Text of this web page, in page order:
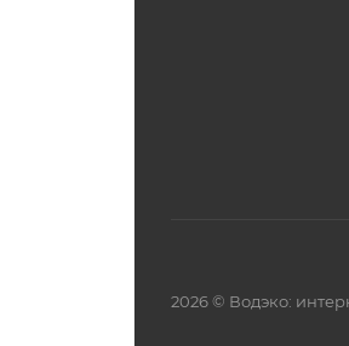
2026 © Водэко: